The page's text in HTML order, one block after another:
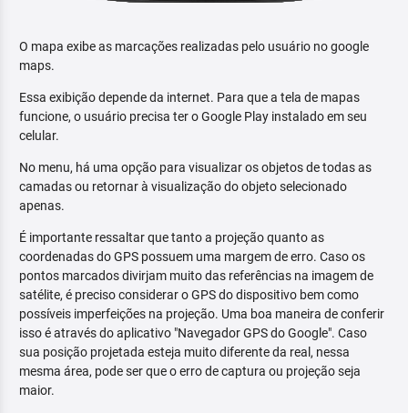
O mapa exibe as marcações realizadas pelo usuário no google
maps.
Essa exibição depende da internet. Para que a tela de mapas
funcione, o usuário precisa ter o Google Play instalado em seu
celular.
No menu, há uma opção para visualizar os objetos de todas as
camadas ou retornar à visualização do objeto selecionado
apenas.
É importante ressaltar que tanto a projeção quanto as
coordenadas do GPS possuem uma margem de erro. Caso os
pontos marcados divirjam muito das referências na imagem de
satélite, é preciso considerar o GPS do dispositivo bem como
possíveis imperfeições na projeção. Uma boa maneira de conferir
isso é através do aplicativo "Navegador GPS do Google". Caso
sua posição projetada esteja muito diferente da real, nessa
mesma área, pode ser que o erro de captura ou projeção seja
maior.